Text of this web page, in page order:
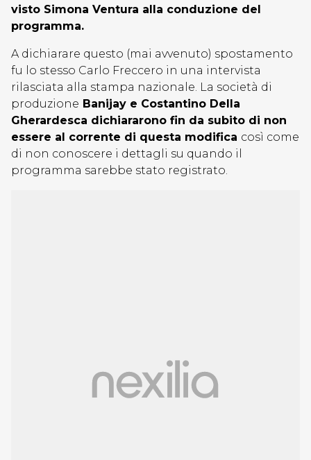
visto Simona Ventura alla conduzione del
programma.
A dichiarare questo (mai avvenuto) spostamento
fu lo stesso Carlo Freccero in una intervista
rilasciata alla stampa nazionale. La società di
produzione Banijay e Costantino Della
Gherardesca dichiararono fin da subito di non
essere al corrente di questa modifica così come
di non conoscere i dettagli su quando il
programma sarebbe stato registrato.